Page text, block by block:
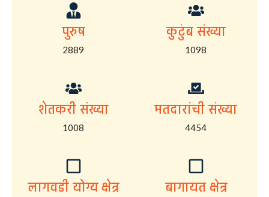
पुरुष
2889
कुटुंब संख्या
1098
शेतकरी संख्या
1008
मतदारांची संख्या
4454
लागवडी योग्य क्षेत्र बागायत क्षेत्र